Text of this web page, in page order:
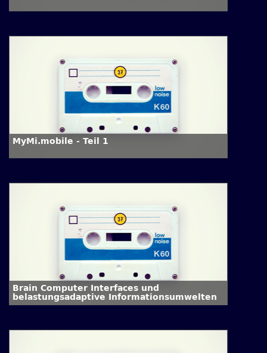
MyMi.mobile - Teil 1
Brain Computer Interfaces und
belastungsadaptive Informationsumwelten